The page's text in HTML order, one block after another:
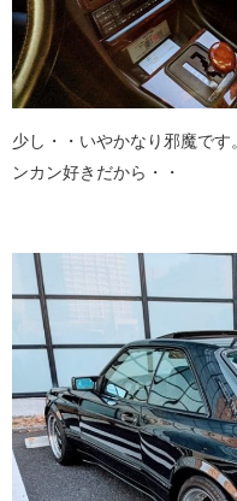
少し・・いやかなり邪魔で
ンカン好きだから・・